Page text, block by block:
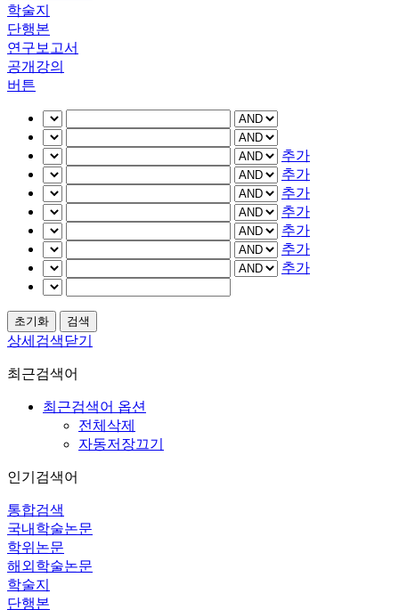
학술지
단행본
연구보고서
공개강의
버튼
추가
추가
추가
추가
추가
추가
추가
상세검색닫기
최근검색어
최근검색어 옵션
전체삭제
자동저장끄기
인기검색어
통합검색
국내학술논문
학위논문
해외학술논문
학술지
단행본